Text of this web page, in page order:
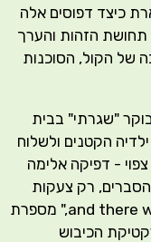
כיצד דפוסים אלה
תחושת הזהות והערך
של הקול, הסוכנות
"שגרתי" בבית
הקטנים ולשלוח
- דפיקה אלימה
הסברים, רק צעקות
ואיומים, and there was a soldier waving to us with his gun, Shut up, don't talk," מספרת
הכיבוש